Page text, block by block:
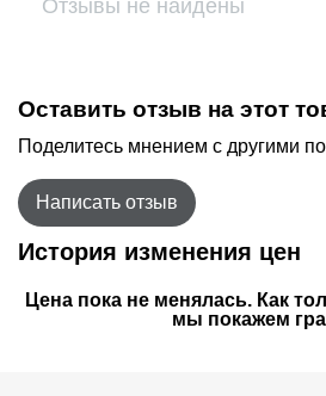
Отзывы не найдены
Оставить отзыв на этот
Поделитесь мнением с другими
Написать отзыв
История изменения цен
Цена пока не менялась. Как
мы покажем